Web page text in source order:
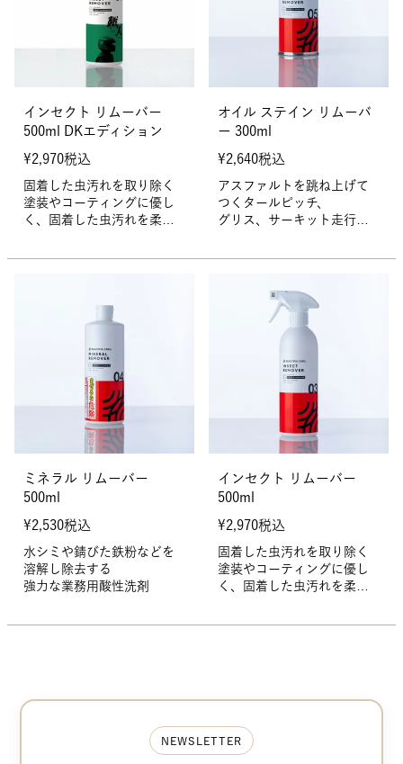
インセクト リムーバー
500ml DKエディション
¥2,970税込
固着した虫汚れを取り除く
塗装やコーティングに優し
く、固着した虫汚れを柔ら
オイル ステイン リムーバ
ー 300ml
¥2,640税込
アスファルトを跳ね上げて
つくタールピッチ、
グリス、サーキット走行後
ミネラル リムーバー
500ml
¥2,530税込
水シミや錆びた鉄粉などを
溶解し除去する
強力な業務用酸性洗剤
インセクト リムーバー
500ml
¥2,970税込
固着した虫汚れを取り除く
塗装やコーティングに優し
く、固着した虫汚れを柔ら
NEWSLETTER